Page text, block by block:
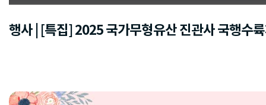
행사 | [특집] 2025 국가무형유산 진관사 국행수